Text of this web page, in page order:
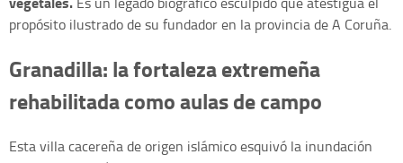
propósito ilustrado de su fundador en la provincia de A Coruña.
Granadilla: la fortaleza extremeña
rehabilitada como aulas de campo
Esta villa cacereña de origen islámico esquivó la inundación